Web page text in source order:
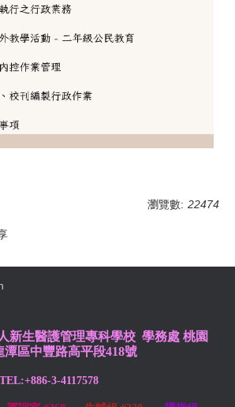
瀏覽數: 22474
新生醫護管理專科學校 學務處 桃園
潭區中豐路高平段418號
TEL:+886-3-4117578